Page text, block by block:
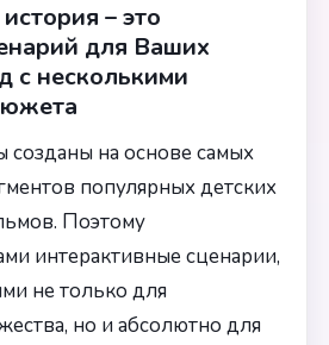
– это
для Ваших
с несколькими
на основе самых
популярных детских
Поэтому
интерактивные сценарии,
не только для
но и абсолютно для